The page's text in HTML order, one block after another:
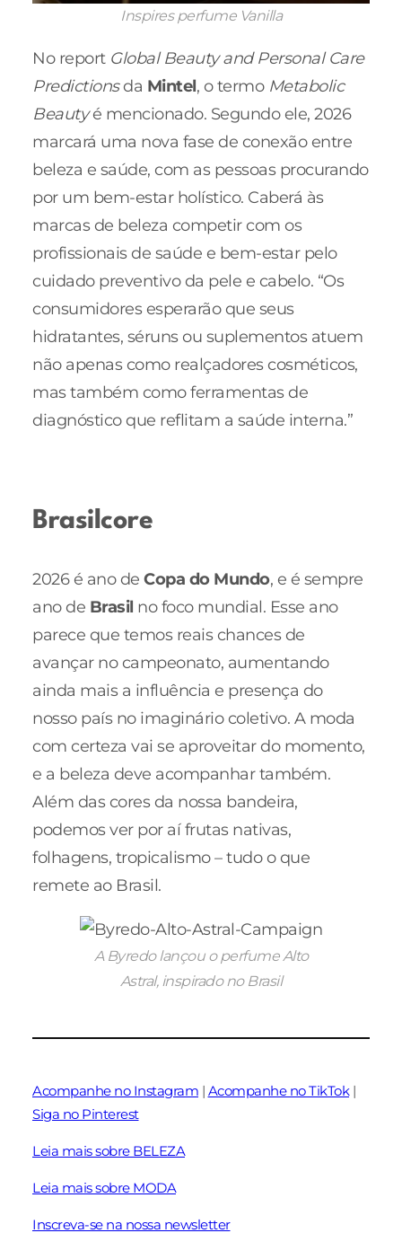
Inspires perfume Vanilla
No report Global Beauty and Personal Care
Predictionsda Mintel, o termo Metabolic
Beautyé mencionado. Segundo ele, 2026
marcará uma nova fase de conexão entre
beleza e saúde, com as pessoas procurando
por um bem-estar holístico. Caberá às
marcas de beleza competir com os
profissionais de saúde e bem-estar pelo
cuidado preventivo da pele e cabelo. “Os
consumidores esperarão que seus
hidratantes, séruns ou suplementos atuem
não apenas como realçadores cosméticos,
mas também como ferramentas de
diagnóstico que reflitam a saúde interna.”
Brasilcore
2026 é ano de Copa do Mundo, e é sempre
ano de Brasil no foco mundial. Esse ano
parece que temos reais chances de
avançar no campeonato, aumentando
ainda mais a influência e presença do
nosso país no imaginário coletivo. A moda
com certeza vai se aproveitar do momento,
e a beleza deve acompanhar também.
Além das cores da nossa bandeira,
podemos ver por aí frutas nativas,
folhagens, tropicalismo – tudo o que
remete ao Brasil.
A Byredo lançou o perfume Alto
Astral, inspirado no Brasil
Acompanhe no Instagram | Acompanhe no TikTok|
Siga no Pinterest
Leia mais sobre BELEZA
Leia mais sobre MODA
Inscreva-se na nossa newsletter